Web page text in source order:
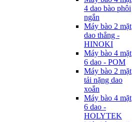
4 dao bào phôi
ngắn
Máy bào 2 mặt
dao thẳng -
HINOKI
Máy bào 4 mặt
6 dao - POM
Máy bào 2 mặt
tải nặng dao
xoắn
Máy bào 4 mặt
6 dao -
HOLYTEK